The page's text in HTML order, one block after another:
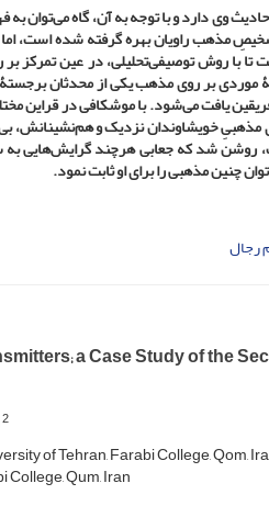
وی دارد و با توجه به آن، گاه می‌توان به
مذهب راویان بهره گرفته شده است،
با روش توصیفی‌تحلیلی، در عین تمرکز
موردی بر روی مذهب یکی از محدثان
یافت می‌شود. با موشکافی در قراین
خویشاوندان نزدیک و هم‌نشینانش،
روشن شد که جعابی هرچند گرایش‌هایی
چنین مذهبی را برای او ثابت نمود.
رجال
a Case Study of the
2
of Tehran, Farabi College, Qom,
Qum, Iran